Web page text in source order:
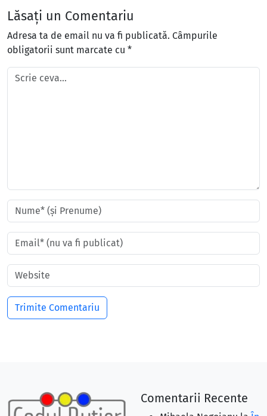
Lăsați un Comentariu
Adresa ta de email nu va fi publicată. Câmpurile
obligatorii sunt marcate cu *
Comentarii Recente